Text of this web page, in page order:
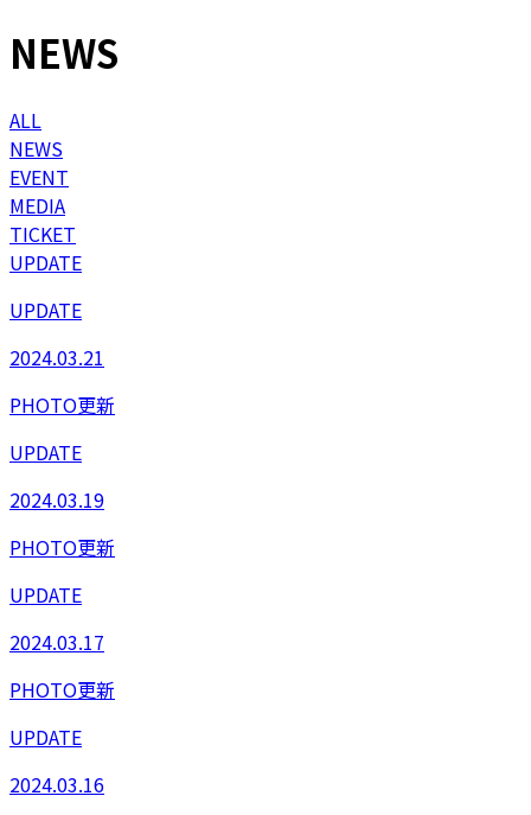
NEWS
ALL
NEWS
EVENT
MEDIA
TICKET
UPDATE
UPDATE
2024.03.21
PHOTO更新
UPDATE
2024.03.19
PHOTO更新
UPDATE
2024.03.17
PHOTO更新
UPDATE
2024.03.16